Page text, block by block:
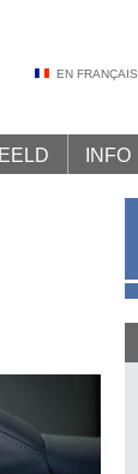
EN FRANÇAIS
INFO